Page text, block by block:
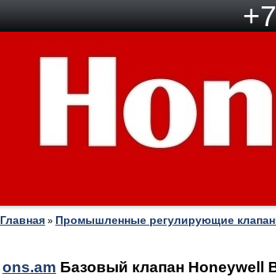
Главная » Промышленные регулирующие
ons.am Базовый клапан Honeywell